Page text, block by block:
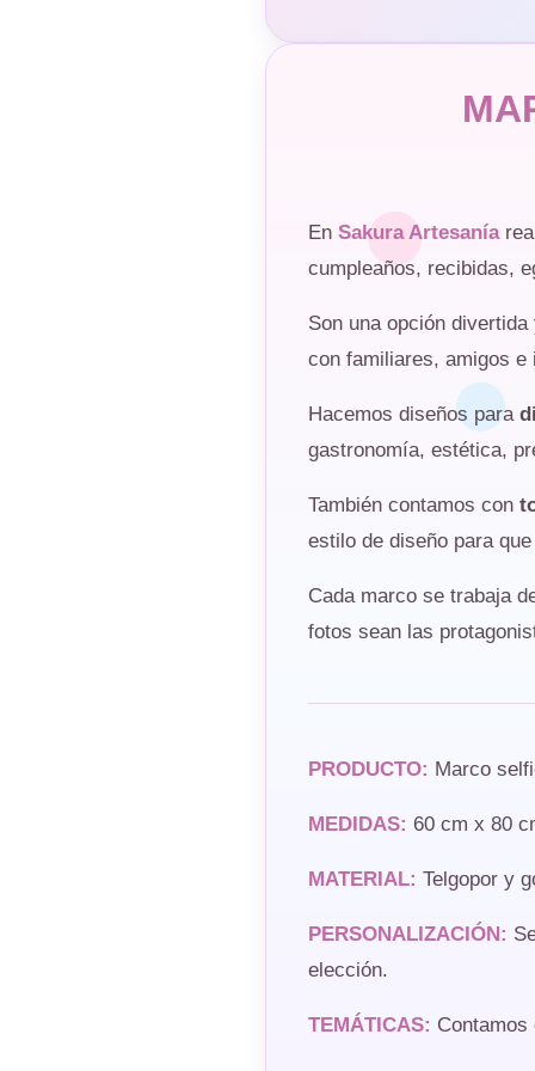
En Sakura Artesanía
cumpleaños, recibidas,
Son una opción
con familiares, amigos e
Hacemos diseños para
gastronomía, estética,
También contamos con
estilo de diseño para
Cada marco se trabaja
fotos sean las
PRODUCTO: Marco
MEDIDAS: 60 cm x 80
MATERIAL: Telgopor y
PERSONALIZACIÓN:
elección.
TEMÁTICAS: